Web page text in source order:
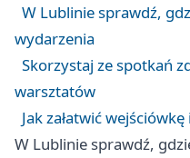
W Lublinie sprawdź,
wydarzenia
Skorzystaj ze spotkań
warsztatów
Jak załatwić
W Lublinie sprawdź,